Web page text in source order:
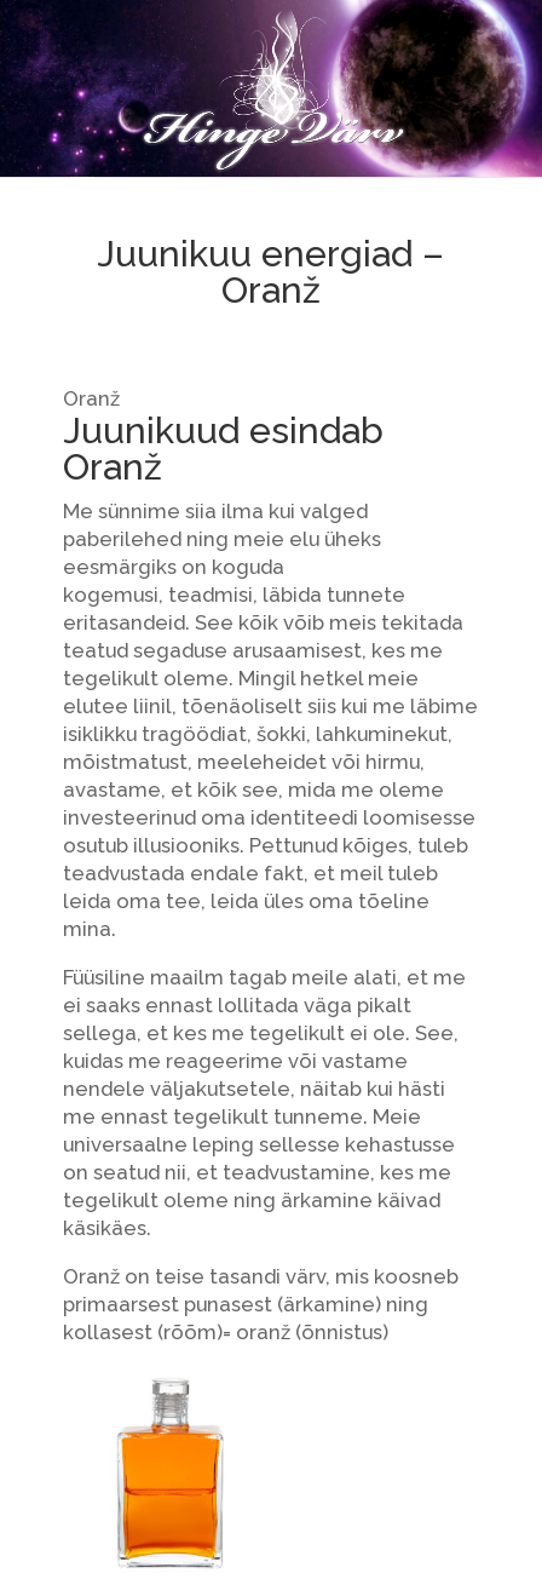
Juunikuu energiad –
Oranž
Oranž
Juunikuud esindab
Oranž
Me sünnime siia ilma kui valged
paberilehed ning meie elu üheks
eesmärgiks on koguda
kogemusi, teadmisi, läbida tunnete
eritasandeid. See kõik võib meis tekitada
teatud segaduse arusaamisest, kes me
tegelikult oleme. Mingil hetkel meie
elutee liinil, tõenäoliselt siis kui me läbime
isiklikku tragöödiat, šokki, lahkuminekut,
mõistmatust, meeleheidet või hirmu,
avastame, et kõik see, mida me oleme
investeerinud oma identiteedi loomisesse
osutub illusiooniks. Pettunud kõiges, tuleb
teadvustada endale fakt, et meil tuleb
leida oma tee, leida üles oma tõeline
mina.
Füüsiline maailm tagab meile alati, et me
ei saaks ennast lollitada väga pikalt
sellega, et kes me tegelikult ei ole. See,
kuidas me reageerime või vastame
nendele väljakutsetele, näitab kui hästi
me ennast tegelikult tunneme. Meie
universaalne leping sellesse kehastusse
on seatud nii, et teadvustamine, kes me
tegelikult oleme ning ärkamine käivad
käsikäes.
Oranž on teise tasandi värv, mis koosneb
primaarsest punasest (ärkamine) ning
kollasest (rõõm)= oranž (õnnistus)